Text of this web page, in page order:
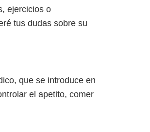
ejercicios o
tus dudas sobre su
que se introduce en
el apetito, comer